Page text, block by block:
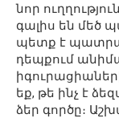
նոր
գալիս են մեծ
պետք է
դեպքում
եք, թե ինչ է
ձեր գործը։